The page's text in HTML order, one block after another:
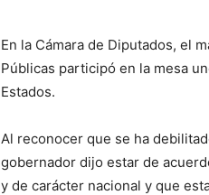
En la Cámara de Diputados, el
Públicas participó en la mesa
Estados.
Al reconocer que se ha
gobernador dijo estar de
y de carácter nacional y que